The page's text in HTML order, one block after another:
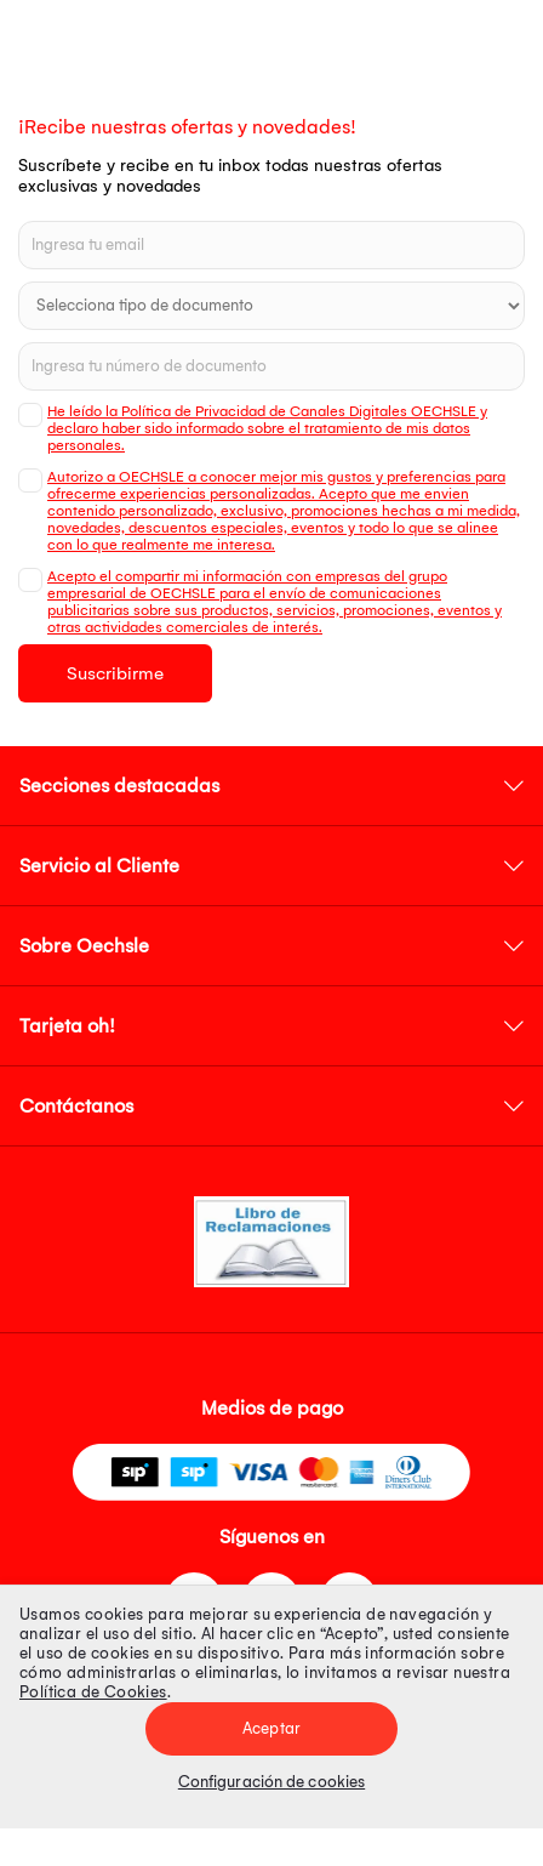
¡Recibe nuestras ofertas y novedades!
Suscríbete y recibe en tu inbox todas nuestras ofertas
exclusivas y novedades
He leído la Política de Privacidad de Canales Digitales OECHSLE y
declaro haber sido informado sobre el tratamiento de mis datos
personales.
Autorizo a OECHSLE a conocer mejor mis gustos y preferencias para
ofrecerme experiencias personalizadas. Acepto que me envien
contenido personalizado, exclusivo, promociones hechas a mi medida,
novedades, descuentos especiales, eventos y todo lo que se alinee
con lo que realmente me interesa.
Acepto el compartir mi información con empresas del grupo
empresarial de OECHSLE para el envío de comunicaciones
publicitarias sobre sus productos, servicios, promociones, eventos y
otras actividades comerciales de interés.
Suscribirme
Secciones destacadas
Servicio al Cliente
Sobre Oechsle
Tarjeta oh!
Contáctanos
Medios de pago
Síguenos en
Tienda 100% Segura
Tiendas Peruanas S.A. R.U.C. Nº 20493020618. Todos los derechos
Precios disponibles solo en www.oechsle.pe. Precios online publicados
Usamos cookies para mejorar su experiencia de navegación y
analizar el uso del sitio. Al hacer clic en “Acepto”, usted consiente
el uso de cookies en su dispositivo. Para más información sobre
cómo administrarlas o eliminarlas, lo invitamos a revisar nuestra
Política de Cookies.
Aceptar
Configuración de cookies